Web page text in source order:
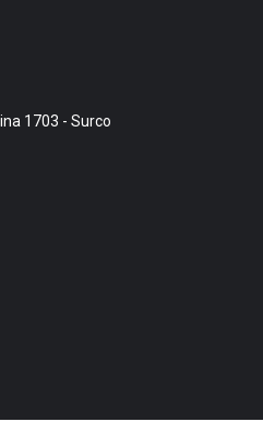
1703 - Surco